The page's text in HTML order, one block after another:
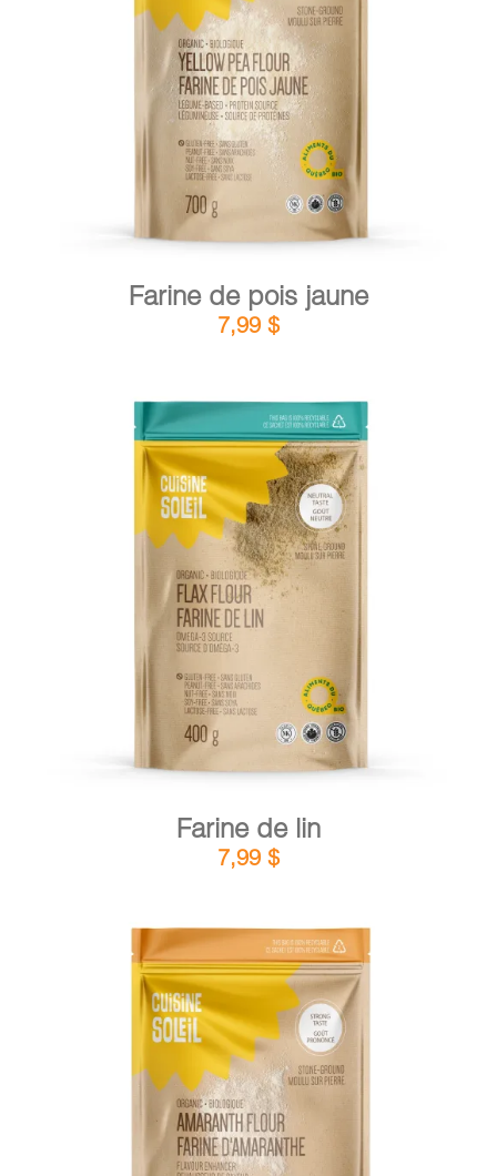
AJOUTER AU PANIER / DÉTAILS
Farine de pois jaune
7,99 $
AJOUTER AU PANIER /
Farine de lin
7,99 $
AJOUTER AU PANIER /